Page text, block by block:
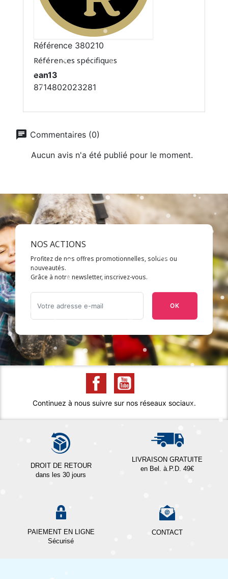
Référence 380210
Références spécifiques
ean13
8714802023281
chat Commentaires (0)
Aucun avis n'a été publié pour le moment.
NOS ACTIONS
Profitez de nos offres promotionnelles, soldes ou
nouveautés.
Grâce à notre newsletter, inscrivez-vous.
OK
Continuez à nous suivre sur nos réseaux sociaux.
DROIT DE RETOUR
dans les 30 jours
LIVRAISON GRATUITE
en Bel. à.P.D. 49€
PAIEMENT EN LIGNE
Sécurisé
CONTACT